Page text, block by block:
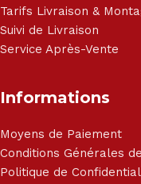
Tarifs Livraison &
Suivi de Livraison
Service Après-Vente
Informations
Moyens de Paiement
Conditions Générales
Politique de